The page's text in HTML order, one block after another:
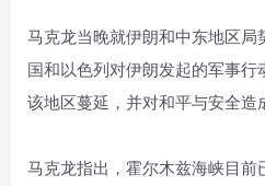
马克龙当晚就伊朗和中东地区
国和以色列对伊朗发起的军事
该地区蔓延，并对和平与安全造
马克龙指出，霍尔木兹海峡目